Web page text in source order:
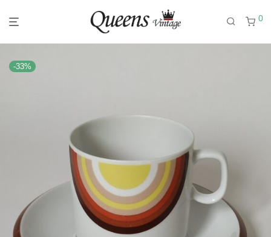
0
-33%